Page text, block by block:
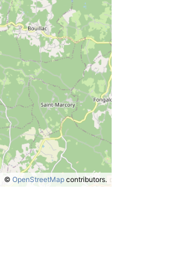
© OpenStreetMap contributors.